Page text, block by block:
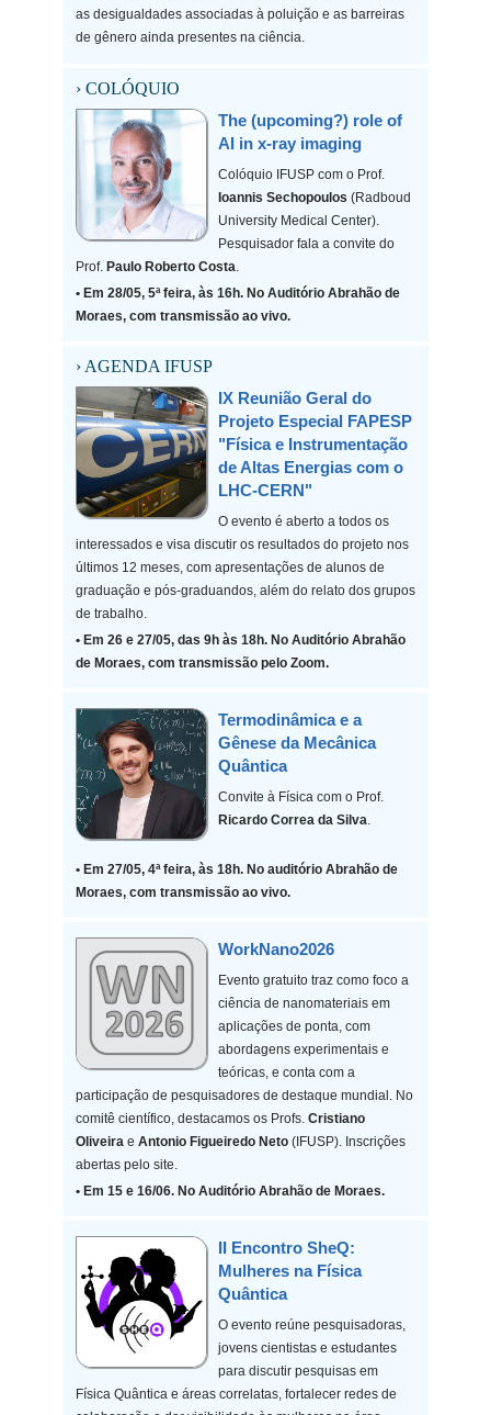
as desigualdades associadas à poluição e as barreiras
de gênero ainda presentes na ciência.
› COLÓQUIO
The (upcoming?) role of
AI in x-ray imaging
Colóquio IFUSP com o Prof.
Ioannis Sechopoulos (Radboud
University Medical Center).
Pesquisador fala a convite do
Prof.Paulo Roberto Costa.
• Em 28/05, 5ª feira, às 16h. No Auditório Abrahão de
Moraes, com transmissão ao vivo.
› AGENDA IFUSP
IX Reunião Geral do
Projeto Especial FAPESP
"Física e Instrumentação
de Altas Energias com o
LHC-CERN"
O evento é aberto a todos os
interessados e visa discutir os resultados do projeto nos
últimos 12 meses, com apresentações de alunos de
graduação e pós-graduandos, além do relato dos grupos
de trabalho.
• Em 26 e 27/05, das 9h às 18h. No Auditório Abrahão
de Moraes, com transmissão pelo Zoom.
Termodinâmica e a
Gênese da Mecânica
Quântica
Convite à Física com o Prof.
Ricardo Correa da Silva.
• Em 27/05, 4ª feira, às 18h. No auditório Abrahão de
Moraes, com transmissão ao vivo.
WorkNano2026
Evento gratuito traz como foco a
ciência de nanomateriais em
aplicações de ponta, com
abordagens experimentais e
teóricas, e conta com a
participação de pesquisadores de destaque mundial. No
comitê científico, destacamos os Profs. Cristiano
Oliveira e Antonio Figueiredo Neto(IFUSP). Inscrições
abertas pelo site.
• Em 15 e 16/06. No Auditório Abrahão de Moraes.
II Encontro SheQ:
Mulheres na Física
Quântica
O evento reúne pesquisadoras,
jovens cientistas e estudantes
para discutir pesquisas em
Física Quântica e áreas correlatas, fortalecer redes de